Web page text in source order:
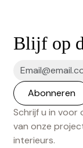
Blijf op
Schrijf u in voor
van onze
interieurs.